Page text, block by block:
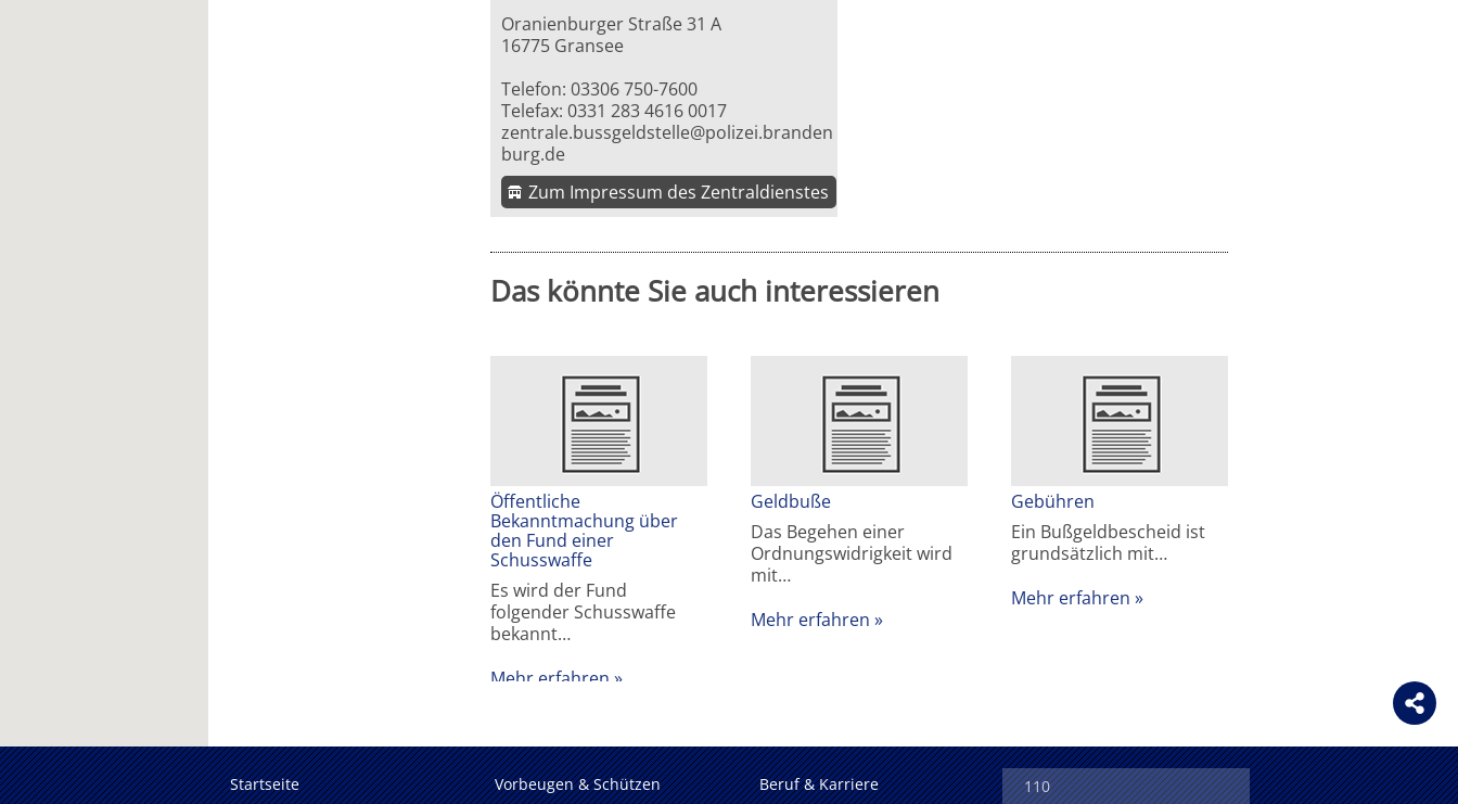
Oranienburger Straße 31 A
16775 Gransee
Telefon: 03306 750-7600
Telefax: 0331 283 4616 0017
zentrale.bussgeldstelle@polizei.branden
burg.de
Zum Impressum des Zentraldienstes
Das könnte Sie auch interessieren
Öffentliche
Bekanntmachung über
den Fund einer
Schusswaffe
Es wird der Fund
folgender Schusswaffe
bekannt…
Mehr erfahren
Geldbuße
Das Begehen einer
Ordnungswidrigkeit wird
mit…
Mehr erfahren
Gebühren
Ein Bußgeldbescheid ist
grundsätzlich mit…
Mehr erfahren
Startseite
Vorbeugen & Schützen
Beruf & Karriere
110